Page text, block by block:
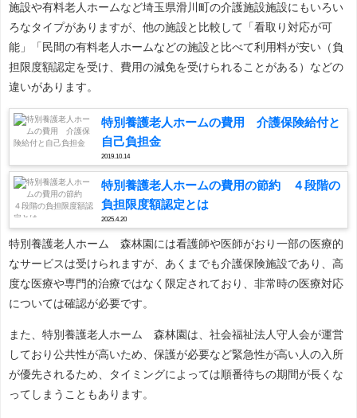
施設や有料老人ホームなど埼玉県滑川町の介護施設施設にもいろい
ろなタイプがありますが、他の施設と比較して「看取り対応が可
能」「民間の有料老人ホームなどの施設と比べて利用料が安い（負
担限度額認定を受け、費用の減免を受けられることがある）などの
違いがあります。
特別養護老人ホームの費用 介護保険給付と
自己負担金
2019.10.14
特別養護老人ホームの費用の節約 ４段階の
負担限度額認定とは
2025.4.20
特別養護老人ホーム 森林園には看護師や医師がおり一部の医療的
なサービスは受けられますが、あくまでも介護保険施設であり、高
度な医療や専門的治療ではなく限定されており、非常時の医療対応
については確認が必要です。
また、特別養護老人ホーム 森林園は、社会福祉法人守人会が運営
しており公共性が高いため、保護が必要など緊急性が高い人の入所
が優先されるため、タイミングによっては順番待ちの期間が長くな
ってしまうこともあります。